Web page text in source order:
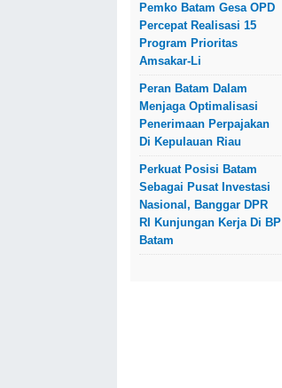
Pemko Batam Gesa OPD
Percepat Realisasi 15
Program Prioritas
Amsakar-Li
Peran Batam Dalam
Menjaga Optimalisasi
Penerimaan Perpajakan
Di Kepulauan Riau
Perkuat Posisi Batam
Sebagai Pusat Investasi
Nasional, Banggar DPR
RI Kunjungan Kerja Di BP
Batam